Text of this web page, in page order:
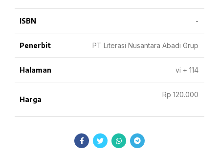
ISBN -
Penerbit PT Literasi Nusantara Abadi Grup
Halaman vi + 114
Harga
Rp 120.000